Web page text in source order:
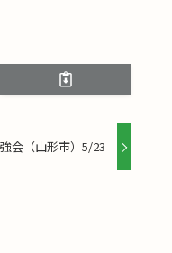
会（山形市）5/23